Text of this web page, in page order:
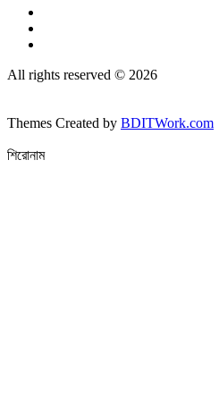
All rights reserved © 2026
Themes Created by BDITWork.com
শিরোনাম